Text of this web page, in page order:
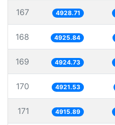
167 4928.71
168 4925.84
169 4924.73
170 4921.53
171 4915.89